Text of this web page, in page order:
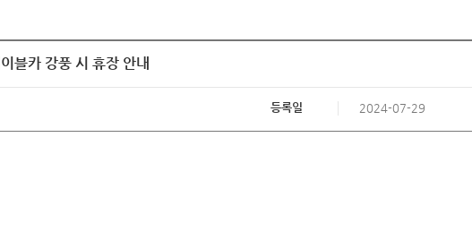
블카 강풍 시 휴장 안내
등록일 2024-07-29